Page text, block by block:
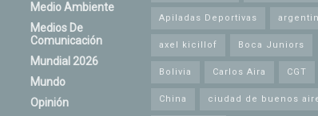
Medio Ambiente
Medios De
Comunicación
Mundial 2026
Mundo
Opinión
Apiladas Deportivas
axel kicillof Boca Juniors
Bolivia Carlos Aira CGT
China ciudad de buenos